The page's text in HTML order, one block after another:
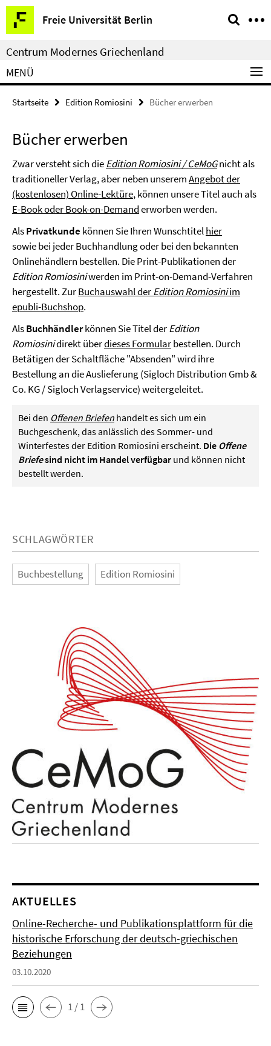
Springe
direkt
zu
Inhalt
Freie Universität Berlin
Service-
Navigation
Centrum Modernes Griechenland
MENÜ
Startseite Edition Romiosini Bücher erwerben
Bücher erwerben
Zwar versteht sich dieEdition Romiosini / CeMoGnicht als
traditioneller Verlag, aber neben unseremAngebot der
(kostenlosen) Online-Lektüre, können unsere Titel auch als
E-Book oder Book-on-Demanderworben werden.
AlsPrivatkunde können Sie Ihren Wunschtitelhier
sowie bei jeder Buchhandlung oder bei den bekannten
Onlinehändlern bestellen. Die Print-Publikationen der
Edition Romiosiniwerden im Print-on-Demand-Verfahren
hergestellt. ZurBuchauswahl derEdition Romiosiniim
epubli-Buchshop.
AlsBuchhändlerkönnen Sie Titel derEdition
Romiosinidirekt überdieses Formularbestellen. Durch
Betätigen der Schaltfläche "Absenden" wird ihre
Bestellung an die Auslieferung (Sigloch Distribution Gmb &
Co. KG / Sigloch Verlagservice) weitergeleitet.
Bei den Offenen Briefen handelt es sich um ein
Buchgeschenk, das anlässlich des Sommer- und
Winterfestes der Edition Romiosini erscheint. Die Offene
Briefesind nicht im Handel verfügbar und können nicht
bestellt werden.
SCHLAGWÖRTER
Buchbestellung Edition Romiosini
AKTUELLES
Online-Recherche- und Publikationsplattform für die
historische Erforschung der deutsch-griechischen
Beziehungen
03.10.2020
1 / 1